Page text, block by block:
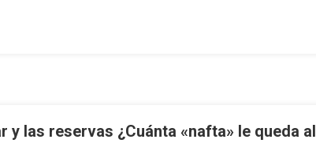
y las reservas ¿Cuánta «nafta» le queda al